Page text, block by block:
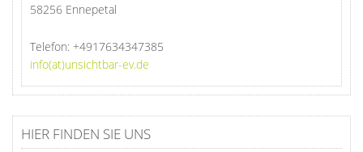
58256 Ennepetal
Telefon: +4917634347385
info(at)unsichtbar-ev.de
HIER FINDEN SIE UNS